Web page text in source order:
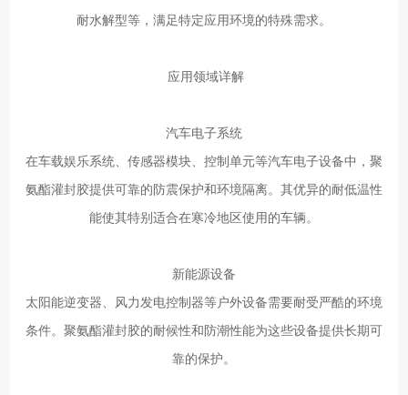
耐水解型等，满足特定应用环境的特殊需求。
应用领域详解
汽车电子系统
在车载娱乐系统、传感器模块、控制单元等汽车电子设备中，聚
氨酯灌封胶提供可靠的防震保护和环境隔离。其优异的耐低温性
能使其特别适合在寒冷地区使用的车辆。
新能源设备
太阳能逆变器、风力发电控制器等户外设备需要耐受严酷的环境
条件。聚氨酯灌封胶的耐候性和防潮性能为这些设备提供长期可
靠的保护。